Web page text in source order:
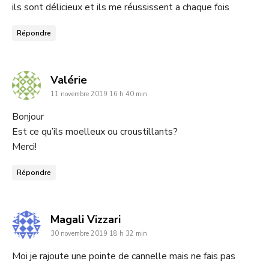
ils sont délicieux et ils me réussissent a chaque fois
Répondre
Valériedit
:
11 novembre 2019 16 h 40 min
Bonjour
Est ce qu’ils moelleux ou croustillants?
Merci!
Répondre
Magali Vizzaridit
:
30 novembre 2019 18 h 32 min
Moi je rajoute une pointe de cannelle mais ne fais pas